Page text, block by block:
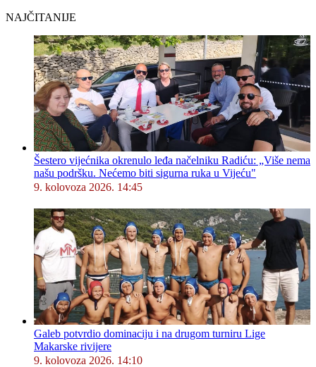
NAJČITANIJE
Šestero vijećnika okrenulo leđa načelniku Radiću: „Više nema
našu podršku. Nećemo biti sigurna ruka u Vijeću"
9. kolovoza 2026. 14:45
Galeb potvrdio dominaciju i na drugom turniru Lige
Makarske rivijere
9. kolovoza 2026. 14:10